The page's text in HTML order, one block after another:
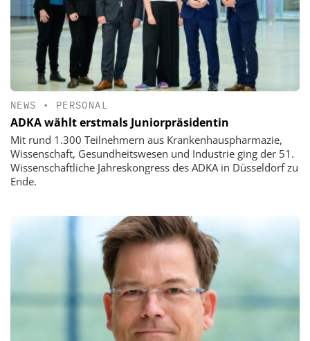
NEWS • PERSONAL
ADKA wählt erstmals Juniorpräsidentin
Mit rund 1.300 Teilnehmern aus Krankenhauspharmazie,
Wissenschaft, Gesundheitswesen und Industrie ging der 51.
Wissenschaftliche Jahreskongress des ADKA in Düsseldorf zu
Ende.